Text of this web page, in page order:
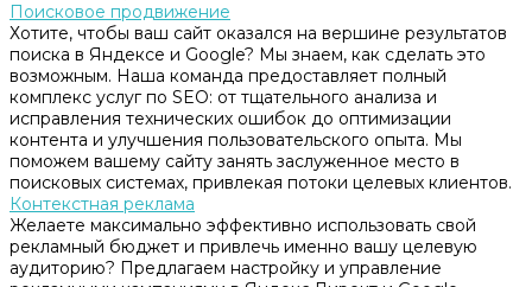
Поисковое продвижение
Хотите, чтобы ваш сайт оказался на вершине результатов
поиска в Яндексе и Google? Мы знаем, как сделать это
возможным. Наша команда предоставляет полный
комплекс услуг по SEO: от тщательного анализа и
исправления технических ошибок до оптимизации
контента и улучшения пользовательского опыта. Мы
поможем вашему сайту занять заслуженное место в
поисковых системах, привлекая потоки целевых клиентов.
Контекстная реклама
Желаете максимально эффективно использовать свой
рекламный бюджет и привлечь именно вашу целевую
аудиторию? Предлагаем настройку и управление